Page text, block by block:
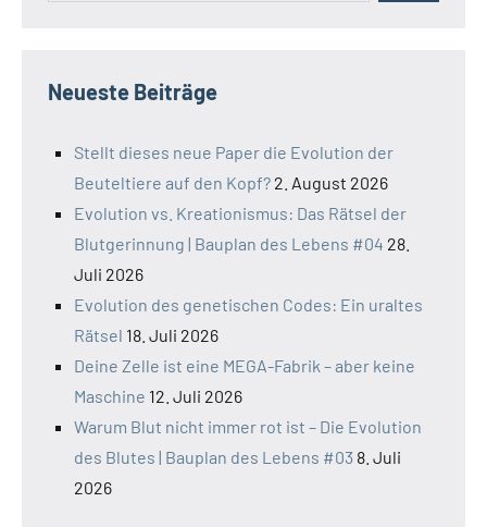
Neueste Beiträge
Stellt dieses neue Paper die Evolution der
Beuteltiere auf den Kopf? 2. August 2026
Evolution vs. Kreationismus: Das Rätsel der
Blutgerinnung | Bauplan des Lebens #04 28.
Juli 2026
Evolution des genetischen Codes: Ein uraltes
Rätsel 18. Juli 2026
Deine Zelle ist eine MEGA-Fabrik – aber keine
Maschine 12. Juli 2026
Warum Blut nicht immer rot ist – Die Evolution
des Blutes | Bauplan des Lebens #03 8. Juli
2026